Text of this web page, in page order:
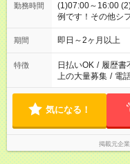
勤務時間
(1)07:00～16:00
例です！その他シ
期間 即日～2ヶ月以上
特徴 日払いOK / 履歴書
上の大量募集 / 電
気になる！
掲載元企